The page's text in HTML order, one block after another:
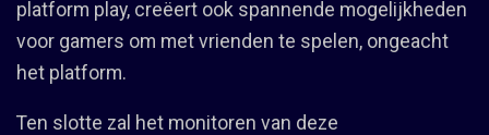
platform play, creëert ook spannende mogelijkheden
voor gamers om met vrienden te spelen, ongeacht
het platform.
Ten slotte zal het monitoren van deze